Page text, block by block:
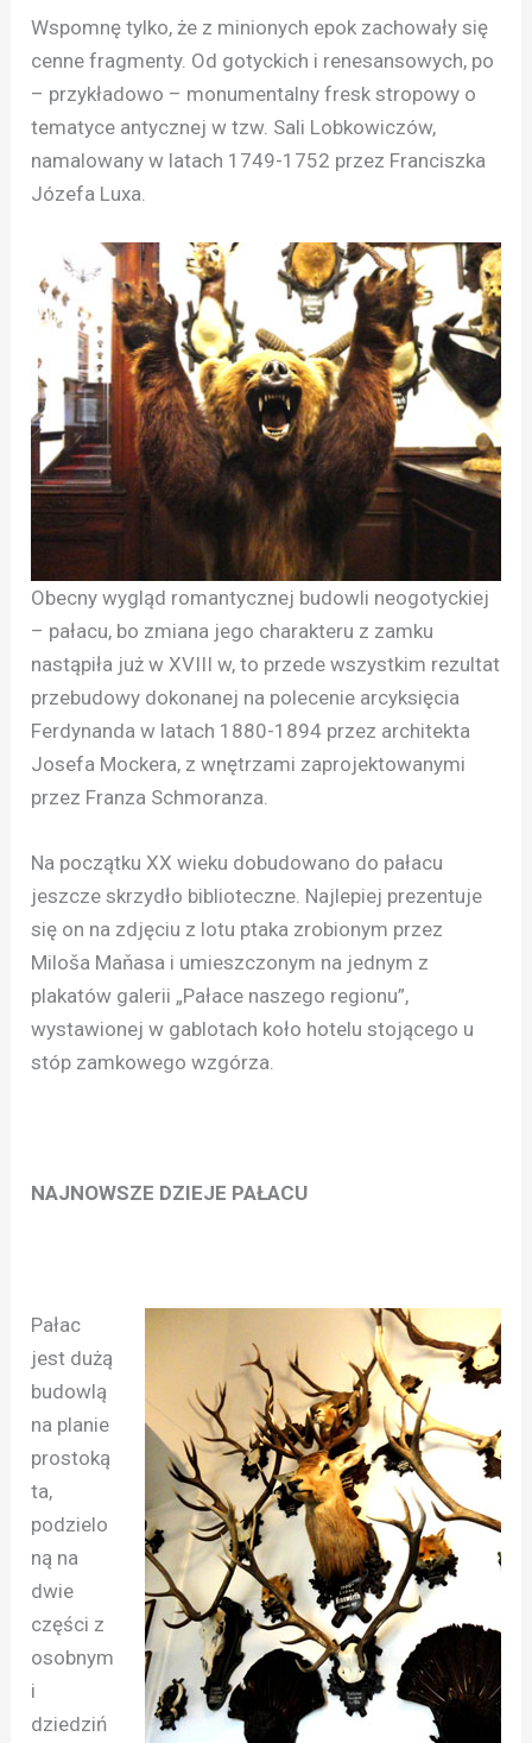
Wspomnę tylko, że z minionych epok zachowały się
cenne fragmenty. Od gotyckich i renesansowych, po
– przykładowo – monumentalny fresk stropowy o
tematyce antycznej w tzw. Sali Lobkowiczów,
namalowany w latach 1749-1752 przez Franciszka
Józefa Luxa.
Obecny wygląd romantycznej budowli neogotyckiej
– pałacu, bo zmiana jego charakteru z zamku
nastąpiła już w XVIII w, to przede wszystkim rezultat
przebudowy dokonanej na polecenie arcyksięcia
Ferdynanda w latach 1880-1894 przez architekta
Josefa Mockera, z wnętrzami zaprojektowanymi
przez Franza Schmoranza.
Na początku XX wieku dobudowano do pałacu
jeszcze skrzydło biblioteczne. Najlepiej prezentuje
się on na zdjęciu z lotu ptaka zrobionym przez
Miloša Maňasa i umieszczonym na jednym z
plakatów galerii „Pałace naszego regionu”,
wystawionej w gablotach koło hotelu stojącego u
stóp zamkowego wzgórza.
NAJNOWSZE DZIEJE PAŁACU
Pałac
jest dużą
budowlą
na planie
prostoką
ta,
podzielo
ną na
dwie
części z
osobnym
i
dziedziń